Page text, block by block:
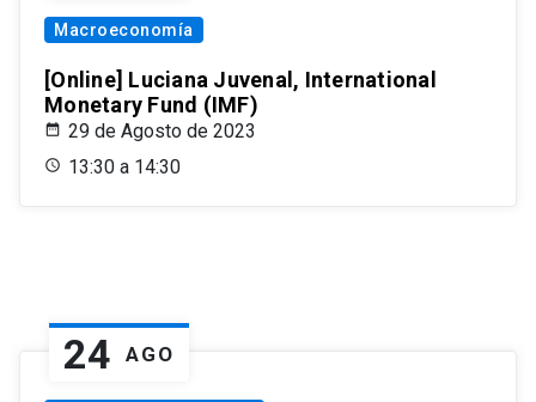
Macroeconomía
[Online] Luciana Juvenal, International
Monetary Fund (IMF)
29 de Agosto de 2023
13:30 a 14:30
24 AGO